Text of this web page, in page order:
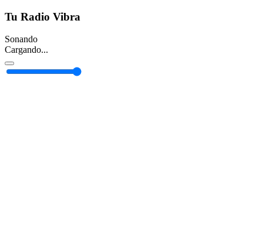
Tu Radio Vibra
Sonando
Cargando...